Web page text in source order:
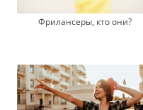
Фрилансеры, кто они?